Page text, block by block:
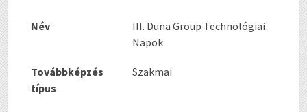
Név
III. Duna Group Technológiai
Napok
Továbbképzés
típus
Szakmai